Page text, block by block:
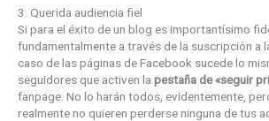
3. Querida audiencia fiel
Si para el éxito de un blog es importantísimo
fundamentalmente a través de la suscripción a
caso de las páginas de Facebook sucede lo
seguidores que activen la pestaña de «seguir
fanpage. No lo harán todos, evidentemente,
realmente no quieren perderse ninguna de tus